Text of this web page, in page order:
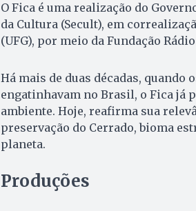
O Fica é uma realização do
da Cultura (Secult), em
(UFG), por meio da Fundação
Há mais de duas décadas, quando
engatinhavam no Brasil, o Fica já
ambiente. Hoje, reafirma sua
preservação do Cerrado, bioma
planeta.
Produções